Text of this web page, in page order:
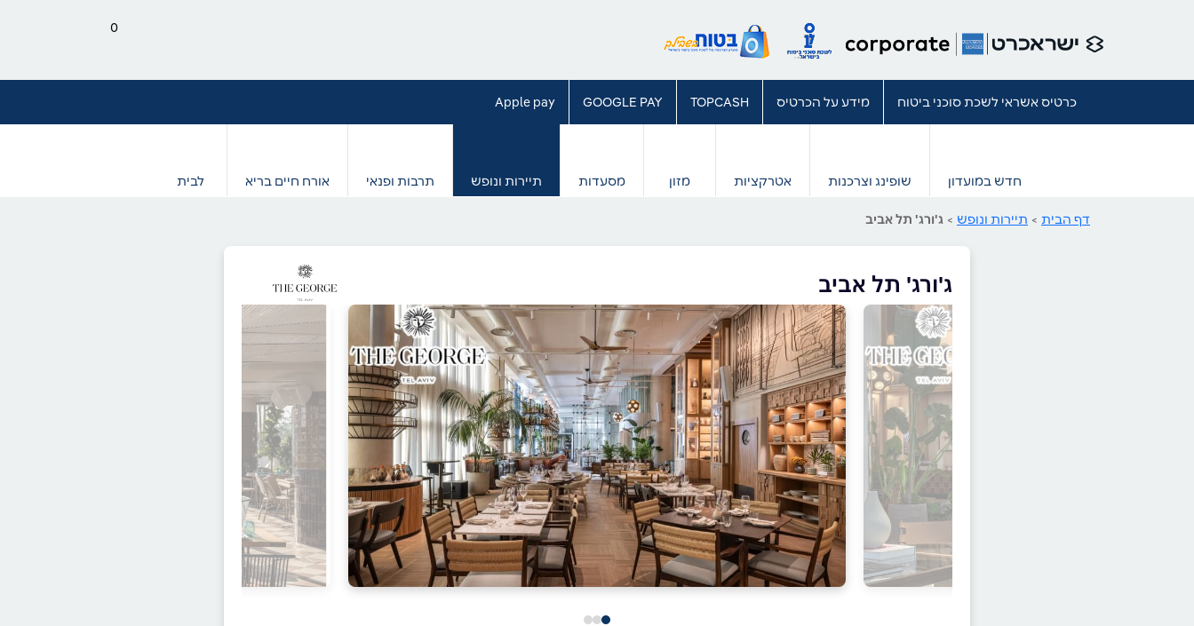
0
כרטיס אשראי לשכת סוכני ביטוח מידע על הכרטיס TOPCASH
GOOGLE PAY
Apple pay
חדש במועדון שופינג וצרכנות אטרקציות מזון מסעדות תיירות ונופש תרבות ופנאי אורח חיים בריא לבית
דף הבית > תיירות ונופש > ג'ורג' תל אביב
ג'ורג' תל אביב